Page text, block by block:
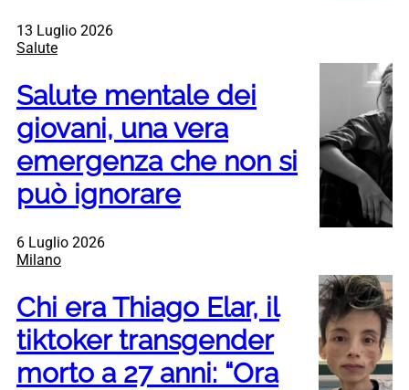
13 Luglio 2026
Salute
Salute mentale dei
giovani, una vera
emergenza che non si
può ignorare
6 Luglio 2026
Milano
Chi era Thiago Elar, il
tiktoker transgender
morto a 27 anni: “Ora